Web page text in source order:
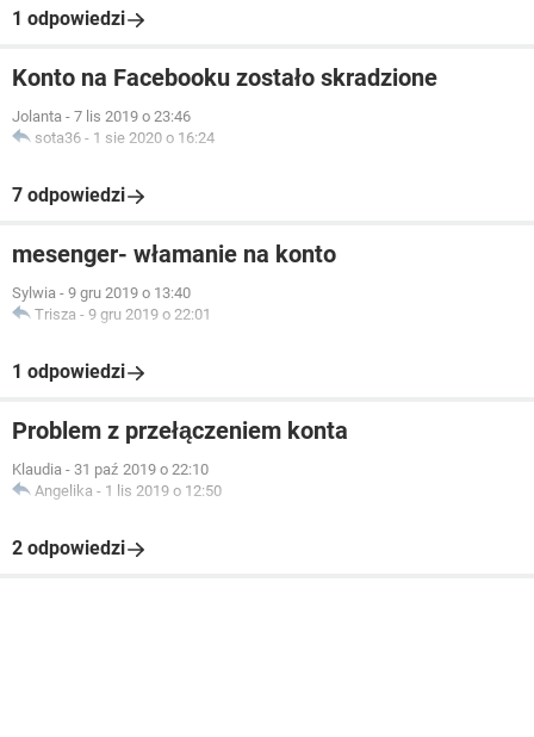
1 odpowiedzi
Konto na Facebooku zostało skradzione
Jolanta - 7 lis 2019 o 23:46
sota36 - 1 sie 2020 o 16:24
7 odpowiedzi
mesenger- włamanie na konto
Sylwia - 9 gru 2019 o 13:40
Trisza - 9 gru 2019 o 22:01
1 odpowiedzi
Problem z przełączeniem konta
Klaudia - 31 paź 2019 o 22:10
Angelika - 1 lis 2019 o 12:50
2 odpowiedzi